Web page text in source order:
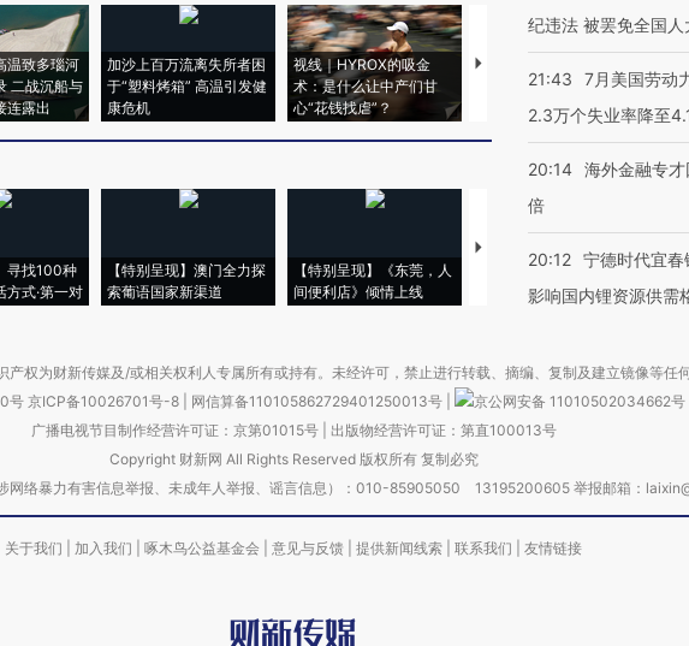
温致多瑙河
二战沉船与
连露出
加沙上百万流离失所者困
于“塑料烤箱” 高温引发健
康危机
视线｜HYROX的吸金
术：是什么让中产们甘
心“花钱找虐”？
马航飞行员跨国走私7万
粒摇头丸 尿检体内含3种
度
育
寻找100种
方式·第一对
【特别呈现】澳门全力探
索葡语国家新渠道
【特别呈现】《东莞，人
间便利店》倾情上线
【推广】走进第四届链博
会，让数智科技“链”接产
【
有
纪违法 被罢免全国人
21:43
7月美国劳动
2.3万个失业率降至
20:14 海外金融专
倍
20:12 宁德时代宜春
影响国内锂资源供需
产权为财新传媒及/或相关权利人专属所有或持有。未经许可，禁止进行转载、摘编、复制及建立镜像等任何
号 京ICP备10026701号-8 网信算备110105862729401250013号
京公网安备 11010502034662号
广播电视节目制作经营许可证：京第01015号| 出版物经营许可证：第直100013号
Copyright 财新网 All Rights Reserved 版权所有 复制必究
网络暴力有害信息举报、未成年人举报、谣言信息）：010-85905050 13195200605 举报邮箱：
关于我们 加入我们 啄木鸟公益基金会 意见与反馈 提供新闻线索 联系我们 友情链接